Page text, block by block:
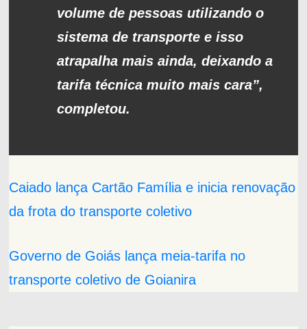
volume de pessoas utilizando o
sistema de transporte e isso
atrapalha mais ainda, deixando a
tarifa técnica muito mais cara”,
completou.
Caiado lança Cartão Família e inicia renovação
da frota do transporte coletivo
Governo de Goiás lança meia-tarifa no
transporte coletivo de Goianira